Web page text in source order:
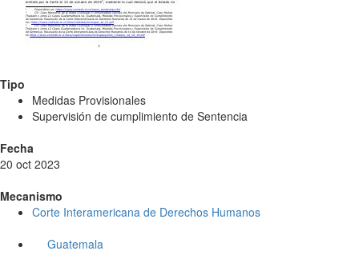
Tipo
Medidas Provisionales
Supervisión de cumplimiento de Sentencia
Fecha
20 oct 2023
Mecanismo
Corte Interamericana de Derechos Humanos
Guatemala